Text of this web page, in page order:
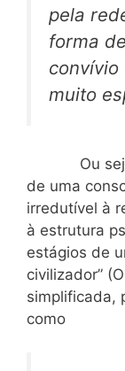
pela
forma de
muito
Ou seja,
de uma
irredutível à
à estrutura
estágios de
civilizador”
simplificada,
como